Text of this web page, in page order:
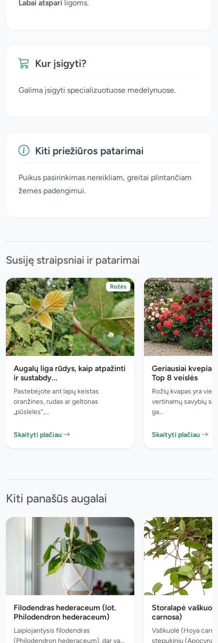
Labai atspari ligoms.
Kur įsigyti?
Galima įsigyti specializuotuose medelynuose.
Kiti priežiūros patarimai
Puikus pasirinkimas nereikliam, greitai plintančiam
žemės padengimui.
Susiję straipsniai ir patarimai
Rožės
Augalų liga rūdys, kaip atpažinti
ir sustabdy...
Pastebėjote ant lapų keistas
oranžines, rudas ar geltonas
„pūsleles“,...
Skaityti plačiau
Geriausiai
Top 8 veislės
Rožių kvapas yra
vertinamų savybių
ga...
Skaityti plačiau
Kiti panašūs augalai
Filodendras hederaceum (lot.
Philodendron hederaceum)
Laipiojantysis filodendras
(Philodendron hederaceum), dar va...
Storalapė
carnosa)
Vaškuolė (Hoya
stepukinių